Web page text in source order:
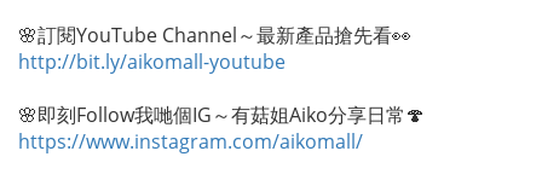
🌸訂閱YouTube Channel～最新產品搶先看👀
http://bit.ly/aikomall-youtube
🌸即刻Follow我哋個IG～有菇姐Aiko分享日常🍄
https://www.instagram.com/aikomall/